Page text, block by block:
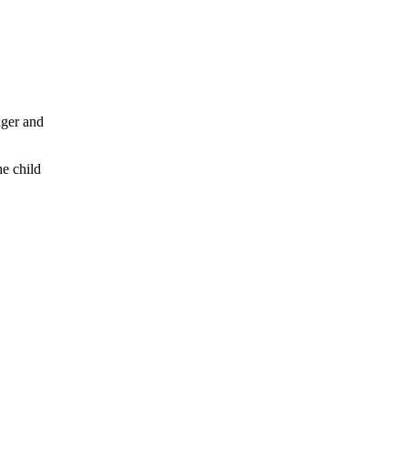
and
child